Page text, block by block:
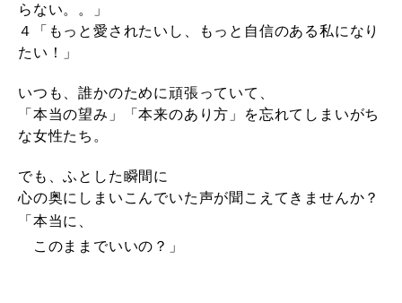
らない。。」
４「もっと愛されたいし、もっと自信のある私になり
たい！」
いつも、誰かのために頑張っていて、
「本当の望み」「本来のあり方」を忘れてしまいがち
な女性たち。
でも、ふとした瞬間に
心の奥にしまいこんでいた声が聞こえてきませんか？
「本当に、
このままでいいの？」